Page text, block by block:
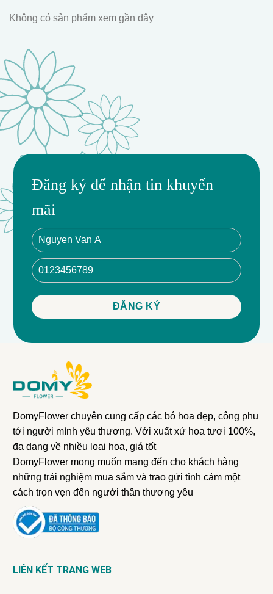
Không có sản phẩm xem gần đây
Đăng ký để nhận tin khuyến
mãi
DomyFlower chuyên cung cấp các bó hoa đẹp, công phu
tới người mình yêu thương. Với xuất xứ hoa tươi 100%,
đa dạng về nhiều loại hoa, giá tốt
DomyFlower mong muốn mang đến cho khách hàng
những trải nghiệm mua sắm và trao gửi tình cảm một
cách trọn vẹn đến người thân thương yêu
LIÊN KẾT TRANG WEB